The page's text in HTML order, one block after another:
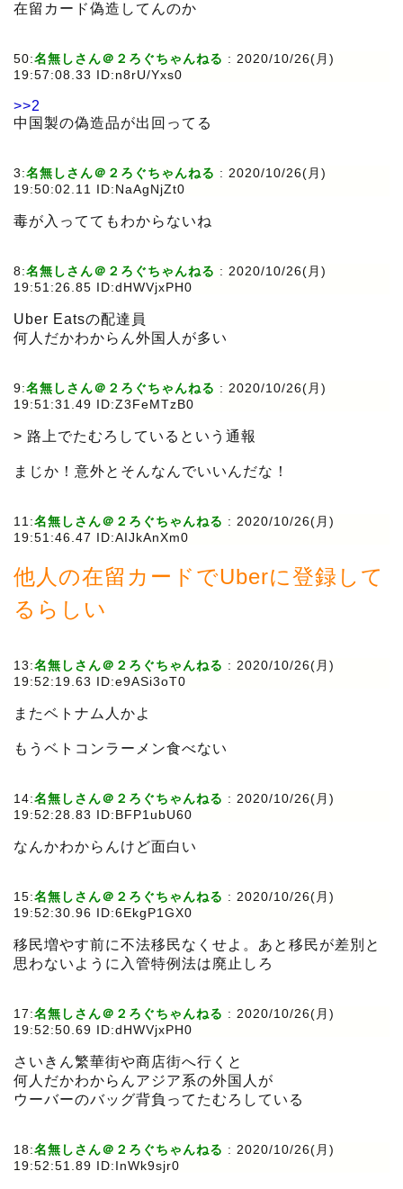
在留カード偽造してんのか
50:名無しさん＠２ろぐちゃんねる : 2020/10/26(月)
19:57:08.33 ID:n8rU/Yxs0
>>2
中国製の偽造品が出回ってる
3:名無しさん＠２ろぐちゃんねる : 2020/10/26(月)
19:50:02.11 ID:NaAgNjZt0
毒が入っててもわからないね
8:名無しさん＠２ろぐちゃんねる : 2020/10/26(月)
19:51:26.85 ID:dHWVjxPH0
Uber Eatsの配達員
何人だかわからん外国人が多い
9:名無しさん＠２ろぐちゃんねる : 2020/10/26(月)
19:51:31.49 ID:Z3FeMTzB0
> 路上でたむろしているという通報
まじか！意外とそんなんでいいんだな！
11:名無しさん＠２ろぐちゃんねる : 2020/10/26(月)
19:51:46.47 ID:AIJkAnXm0
他人の在留カードでUberに登録して
るらしい
13:名無しさん＠２ろぐちゃんねる : 2020/10/26(月)
19:52:19.63 ID:e9ASi3oT0
またベトナム人かよ
もうベトコンラーメン食べない
14:名無しさん＠２ろぐちゃんねる : 2020/10/26(月)
19:52:28.83 ID:BFP1ubU60
なんかわからんけど面白い
15:名無しさん＠２ろぐちゃんねる : 2020/10/26(月)
19:52:30.96 ID:6EkgP1GX0
移民増やす前に不法移民なくせよ。あと移民が差別と
思わないように入管特例法は廃止しろ
17:名無しさん＠２ろぐちゃんねる : 2020/10/26(月)
19:52:50.69 ID:dHWVjxPH0
さいきん繁華街や商店街へ行くと
何人だかわからんアジア系の外国人が
ウーバーのバッグ背負ってたむろしている
18:名無しさん＠２ろぐちゃんねる : 2020/10/26(月)
19:52:51.89 ID:InWk9sjr0